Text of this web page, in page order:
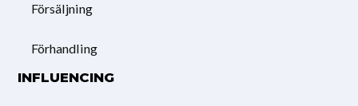
Försäljning
Förhandling
INFLUENCING